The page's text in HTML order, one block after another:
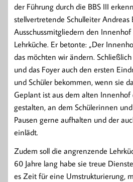
der Führung durch die BBS III
stellvertretende Schulleiter Andreas
Ausschussmitgliedern den
Lehrküche. Er betonte: „Der
das möchten wir ändern.
und das Foyer auch den ersten
und Schüler bekommen, wenn sie
Geplant ist aus dem alten
gestalten, an dem Schülerinnen
Pausen gerne aufhalten und der
einlädt.
Zudem soll die angrenzende
60 Jahre lang habe sie treue
es Zeit für eine Umstrukturierung,